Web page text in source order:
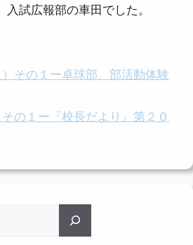
入試広報部の車田でした。
その１ー卓球部、部活動体験
の１ー『校長だより』第２０